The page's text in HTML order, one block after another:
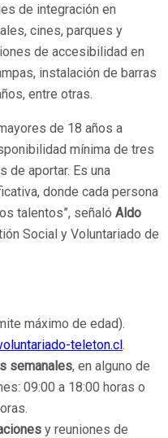
de integración en
cines, parques y
de accesibilidad en
instalación de barras
entre otras.
de 18 años a
mínima de tres
de aportar. Es una
donde cada persona
talentos”, señaló Aldo
Social y Voluntariado de
máximo de edad).
teleton.cl.
semanales, en alguno de
09:00 a 18:00 horas o
y reuniones de